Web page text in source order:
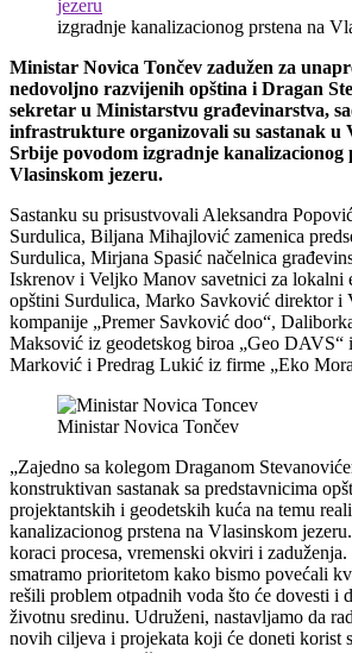
izgradnje kanalizacionog prstena na
Ministar Novica Tončev zadužen za
nedovoljno razvijenih opština i Dragan
sekretar u Ministarstvu građevinarstva,
infrastrukture organizovali su sastanak u
Srbije povodom izgradnje kanalizacionog
Vlasinskom jezeru.
Sastanku su prisustvovali Aleksandra
Surdulica, Biljana Mihajlović zamenica
Surdulica, Mirjana Spasić načelnica
Iskrenov i Veljko Manov savetnici za lokalni
opštini Surdulica, Marko Savković direktor i
kompanije „Premer Savković doo“,
Maksović iz geodetskog biroa „Geo DAVS“
Marković i Predrag Lukić iz firme „Eko
Ministar Novica Tončev
„Zajedno sa kolegom Draganom
konstruktivan sastanak sa predstavnicima
projektantskih i geodetskih kuća na temu
kanalizacionog prstena na Vlasinskom
koraci procesa, vremenski okviri i
smatramo prioritetom kako bismo povećali
rešili problem otpadnih voda što će dovesti i
životnu sredinu. Udruženi, nastavljamo da
novih ciljeva i projekata koji će doneti korist